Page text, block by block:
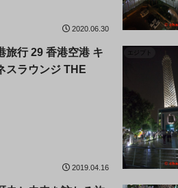
2020.06.30
旅行 29 香港空港 キ
スラウンジ THE
2019.04.16